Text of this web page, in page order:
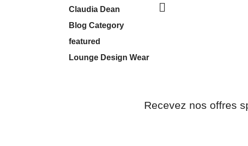
Claudia Dean 
Blog Category
featured
Lounge Design Wear
Recevez nos offres